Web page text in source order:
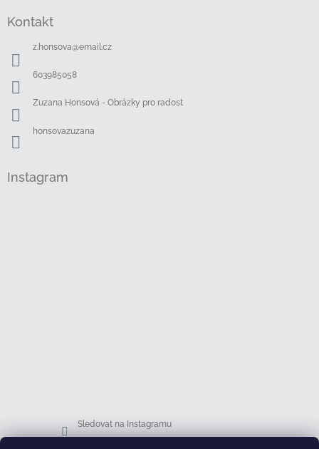
Kontakt
z.honsova@email.cz
603985058
Zuzana Honsová - Obrázky pro radost
honsovazuzana
Instagram
Sledovat na Instagramu